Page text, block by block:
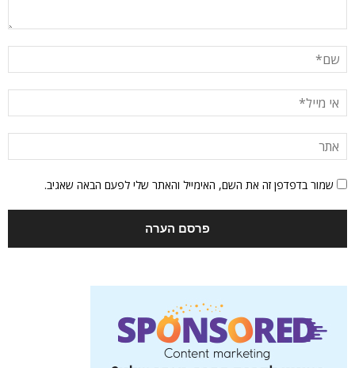
שמור בדפדפן זה את השם, האימייל והאתר שלי לפעם הבאה שאגיב.